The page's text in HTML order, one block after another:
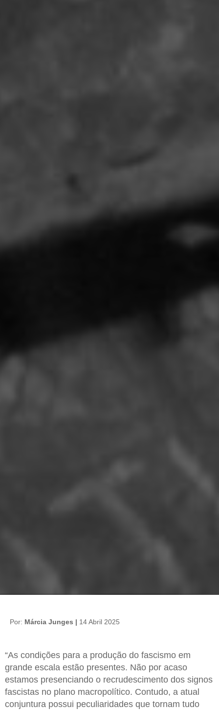
Por: Márcia Junges | 14 Abril 2025
“As condições para a produção do fascismo em
grande escala estão presentes. Não por acaso
estamos presenciando o recrudescimento dos signos
fascistas no plano macropolítico. Contudo, a atual
conjuntura possui peculiaridades que tornam tudo